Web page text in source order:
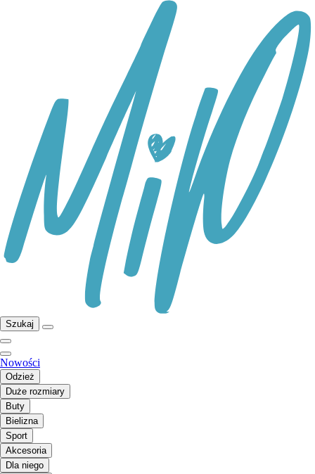
Szukaj
Nowości
Odzież
Duże rozmiary
Buty
Bielizna
Sport
Akcesoria
Dla niego